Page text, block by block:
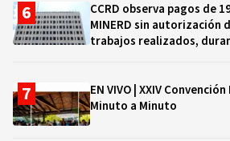
CCRD observa pagos de
MINERD sin autorización
trabajos realizados,
EN VIVO | XXIV
Minuto a Minuto